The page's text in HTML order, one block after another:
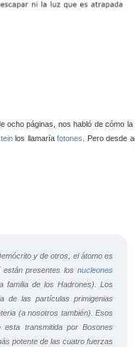
ocho páginas, nos habló de cómo la
los llamaríafotones . Pero desde
y de otros, el átomo es
presentes los nucleones
familia de los Hadrones). Los
de las partículas primigenias
(a nosotros también). Esos
transmitida por Bosones
potente de las cuatro fuerzas